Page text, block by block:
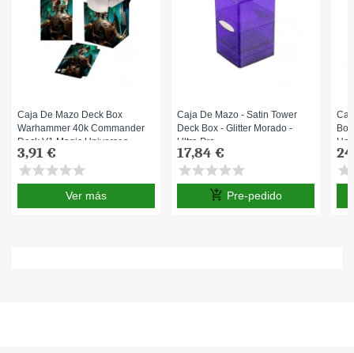
Caja De Mazo Deck Box
Warhammer 40k Commander
Deck V1 Magic Universes
Beyond Ultra Pro
3,91 €
starstarstarstarstar
Ver más
Caja De Mazo - Satin Tower
Deck Box - Glitter Morado -
Ultra Pro
17,84 €
starstarstarstarstar
add_shopping_cart Pre-pedido
star